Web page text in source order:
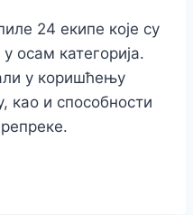
24 екипе које су
осам категорија.
у коришћењу
као и способности